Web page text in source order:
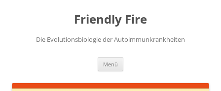
Friendly Fire
Die Evolutionsbiologie der Autoimmunkrankheiten
Menü